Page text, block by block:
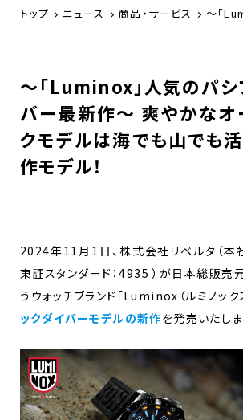
トップ ニュース 商品・サービス ～「
～「Luminox」人気のパシ
バー最新作～ 爽やかなオ
クモデルは海でも山でも
作モデル！
2024年11月1日、株式会社リベルタ（本
東証スタンダード：4935 ）が日本総販売
うウォッチブランド「Luminox（ルミノックス
ックダイバーモデルの新作を発売いたしま